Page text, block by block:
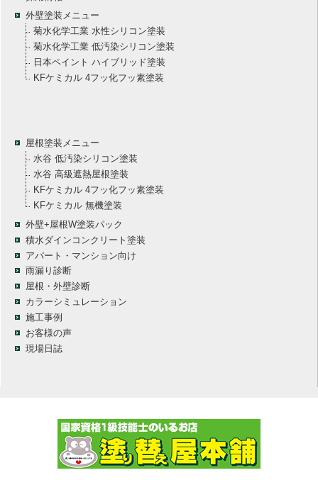
外壁塗装メニュー
菊水化学工業 水性シリコン塗装
菊水化学工業 低汚染シリコン塗装
日本ペイント ハイブリッド塗装
KFケミカル 4フッ化フッ素塗装
屋根塗装メニュー
水谷 低汚染シリコン塗装
水谷 高級遮熱屋根塗装
KFケミカル 4フッ化フッ素塗装
KFケミカル 無機塗装
外壁+屋根W塗装パック
積水ダインコンクリート塗装
アパート・マンション向け
雨漏り診断
屋根・外壁診断
カラーシミュレーション
施工事例
お客様の声
現場日誌